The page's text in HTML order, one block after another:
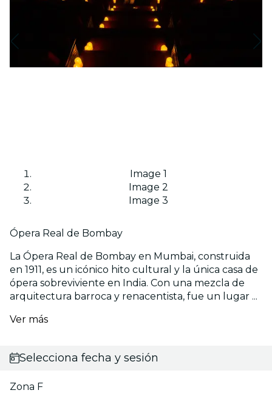
Image 1
Image 2
Image 3
Ópera Real de Bombay
La Ópera Real de Bombay en Mumbai, construida
en 1911, es un icónico hito cultural y la única casa de
ópera sobreviviente en India. Con una mezcla de
arquitectura barroca y renacentista, fue un lugar ...
Ver más
Selecciona fecha y sesión
Zona F